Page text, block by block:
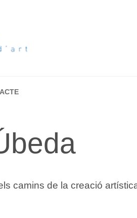
camins de la creació